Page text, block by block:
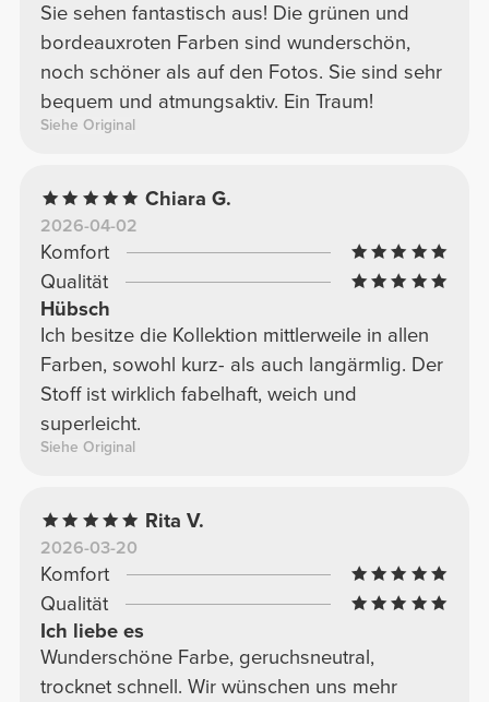
Sie sehen fantastisch aus! Die grünen und
bordeauxroten Farben sind wunderschön,
noch schöner als auf den Fotos. Sie sind sehr
bequem und atmungsaktiv. Ein Traum!
Siehe Original
Chiara G.
2026-04-02
Komfort
Qualität
Hübsch
Ich besitze die Kollektion mittlerweile in allen
Farben, sowohl kurz- als auch langärmlig. Der
Stoff ist wirklich fabelhaft, weich und
superleicht.
Siehe Original
Rita V.
2026-03-20
Komfort
Qualität
Ich liebe es
Wunderschöne Farbe, geruchsneutral,
trocknet schnell. Wir wünschen uns mehr